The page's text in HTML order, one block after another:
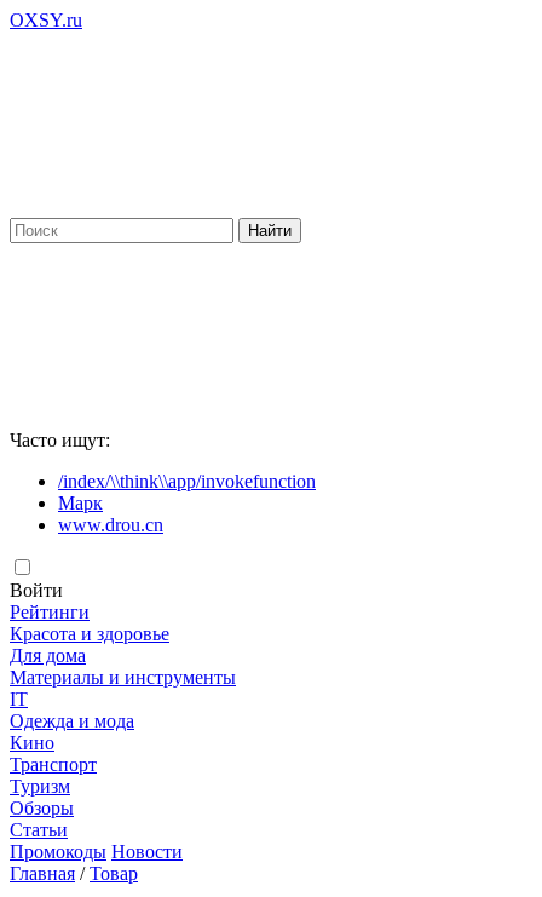
OXSY.ru
Часто ищут:
/index/\\think\\app/invokefunction
Марк
www.drou.cn
Войти
Рейтинги
Красота и здоровье
Для дома
Материалы и инструменты
IT
Одежда и мода
Кино
Транспорт
Туризм
Обзоры
Статьи
Промокоды Новости
Главная /Товар